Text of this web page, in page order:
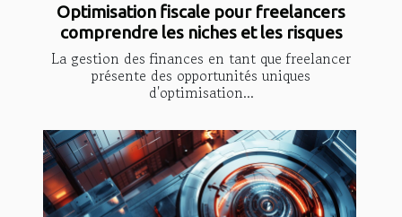
Optimisation fiscale pour freelancers
comprendre les niches et les risques
La gestion des finances en tant que freelancer
présente des opportunités uniques
d'optimisation...